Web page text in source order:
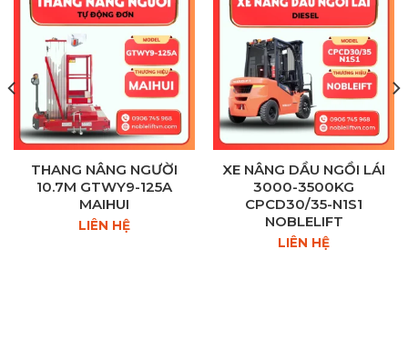
THANG NÂNG NGƯỜI
10.7M GTWY9-125A
MAIHUI
LIÊN HỆ
XE NÂNG DẦU NGỒI LÁI
3000-3500KG
CPCD30/35-N1S1
NOBLELIFT
LIÊN HỆ